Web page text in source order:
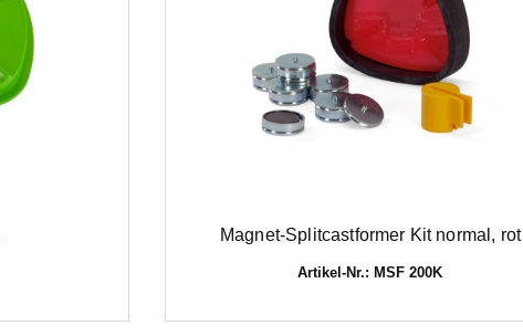
Magnet-Splitcastformer Kit normal, rot
Artikel-Nr.: MSF 200K